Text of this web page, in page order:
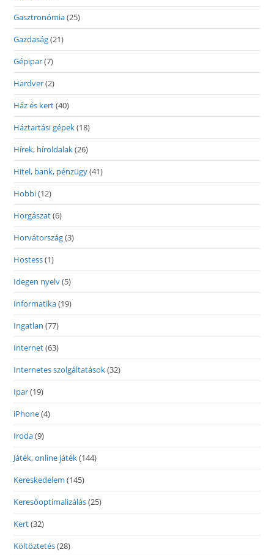
Gasztronómia(25)
Gazdaság(21)
Gépipar(7)
Hardver(2)
Ház és kert(40)
Háztartási gépek(18)
Hírek, híroldalak(26)
Hitel, bank, pénzügy(41)
Hobbi(12)
Horgászat(6)
Horvátország(3)
Hostess(1)
Idegen nyelv(5)
Informatika(19)
Ingatlan (77)
Internet(63)
Internetes szolgáltatások(32)
Ipar(19)
iPhone(4)
Iroda(9)
Játék, online játék(144)
Kereskedelem (145)
Keresőoptimalizálás(25)
Kert(32)
Költöztetés(28)